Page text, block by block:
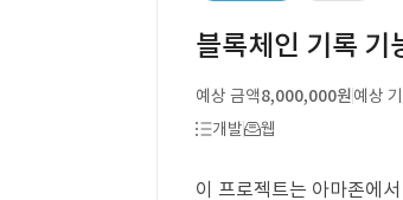
블록체인 기록
예상 금액8,000,000원예상
개발
웹
이 프로젝트는 아마존에